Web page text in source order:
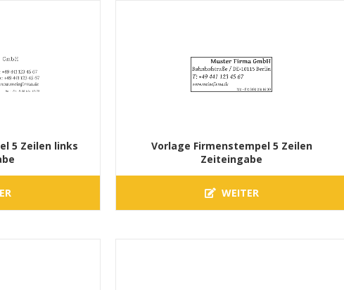
5 Zeilen links
Vorlage Firmenstempel 5 Zeilen
Zeiteingabe
WEITER